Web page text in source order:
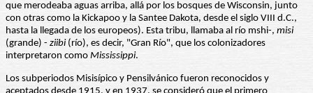
que merodeaba aguas arriba, allá por los bosques de Wisconsin, junto
con otras como la Kickapoo y la Santee Dakota, desde el siglo VIII d.C.,
hasta la llegada de los europeos). Esta tribu, llamaba al río mshi-, misi
(grande) - ziibi (río), es decir, "Gran Río", que los colonizadores
interpretaron como Mississippi.
Los subperiodos Misisípico y Pensilvánico fueron reconocidos y